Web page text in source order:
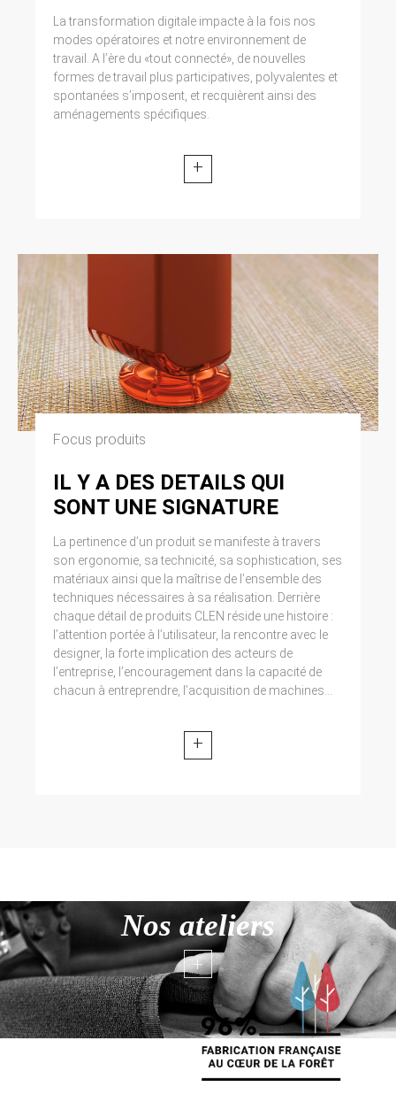
La transformation digitale impacte à la fois nos
modes opératoires et notre environnement de
travail. A l’ère du «tout connecté», de nouvelles
formes de travail plus participatives, polyvalentes et
spontanées s’imposent, et recquièrent ainsi des
aménagements spécifiques.
+
Focus produits
IL Y A DES DETAILS QUI
SONT UNE SIGNATURE
La pertinence d’un produit se manifeste à travers
son ergonomie, sa technicité, sa sophistication, ses
matériaux ainsi que la maîtrise de l’ensemble des
techniques nécessaires à sa réalisation. Derrière
chaque détail de produits CLEN réside une histoire :
l’attention portée à l’utilisateur, la rencontre avec le
designer, la forte implication des acteurs de
l’entreprise, l’encouragement dans la capacité de
chacun à entreprendre, l’acquisition de machines...
+
Nos ateliers
+